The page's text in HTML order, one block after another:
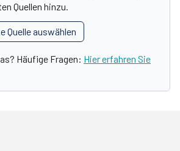
Quellen hinzu.
Quelle auswählen
Häufige Fragen: Hier erfahren Sie